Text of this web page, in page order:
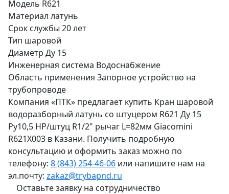
Модель R621
Материал латунь
Срок службы 20 лет
Тип шаровой
Диаметр Ду 15
Инженерная система Водоснабжение
Область применения Запорное устройство на
трубопроводе
Компания «ПТК» предлагает купить Кран шаровой
водоразборный латунь со штуцером R621 Ду 15
Ру10,5 НР/штуц R1/2" рычаг L=82мм Giacomini
R621X003 в Казани. Получить подробную
консультацию и оформить заказ можно по
телефону: 8 (843) 254-46-06 или напишите нам на
эл.почту: zakaz@trybapnd.ru
Оставьте заявку на сотрудничество